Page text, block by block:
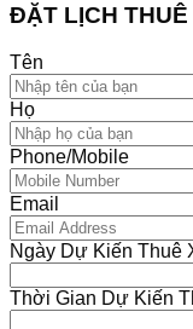
ĐẶT LỊCH
Tên
Họ
Phone/Mobile
Email
Ngày Dự Kiến Thuê
Thời Gian Dự Kiến